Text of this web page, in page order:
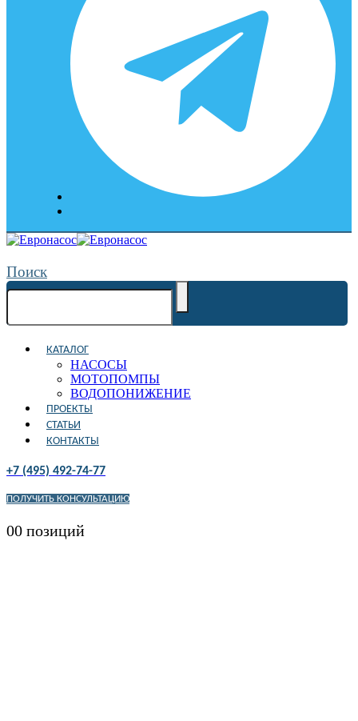
Поиск
КАТАЛОГ
НАСОСЫ
МОТОПОМПЫ
ВОДОПОНИЖЕНИЕ
ПРОЕКТЫ
СТАТЬИ
КОНТАКТЫ
+7 (495) 492-74-77
ПОЛУЧИТЬ КОНСУЛЬТАЦИЮ
00 позиций